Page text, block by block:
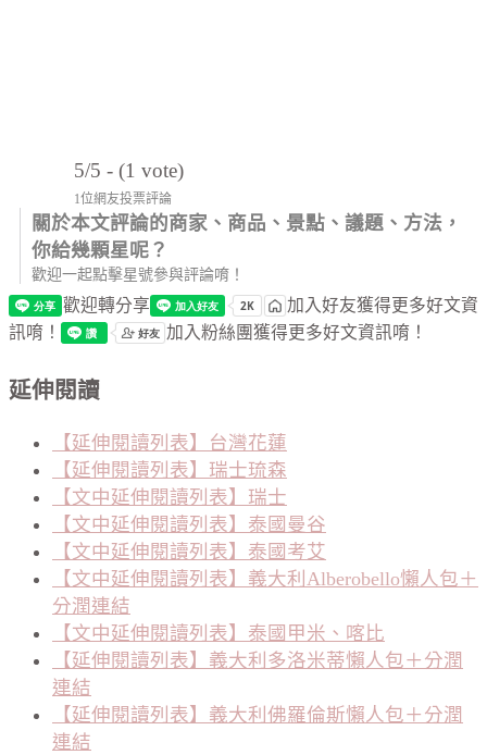
5/5 - (1 vote)
1位網友投票評論
關於本文評論的商家、商品、景點、議題、方法，
你給幾顆星呢？
歡迎一起點擊星號參與評論唷！
歡迎轉分享
加入好友獲得更多好文資
訊唷！
加入粉絲團獲得更多好文資訊唷！
延伸閱讀
【延伸閱讀列表】台灣花蓮
【延伸閱讀列表】瑞士琉森
【文中延伸閱讀列表】瑞士
【文中延伸閱讀列表】泰國曼谷
【文中延伸閱讀列表】泰國考艾
【文中延伸閱讀列表】義大利Alberobello懶人包＋
分潤連結
【文中延伸閱讀列表】泰國甲米、喀比
【延伸閱讀列表】義大利多洛米蒂懶人包＋分潤
連結
【延伸閱讀列表】義大利佛羅倫斯懶人包＋分潤
連結